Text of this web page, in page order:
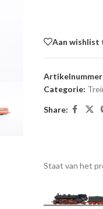
Aan wishlist
Categorie:
Share:
Staat van het